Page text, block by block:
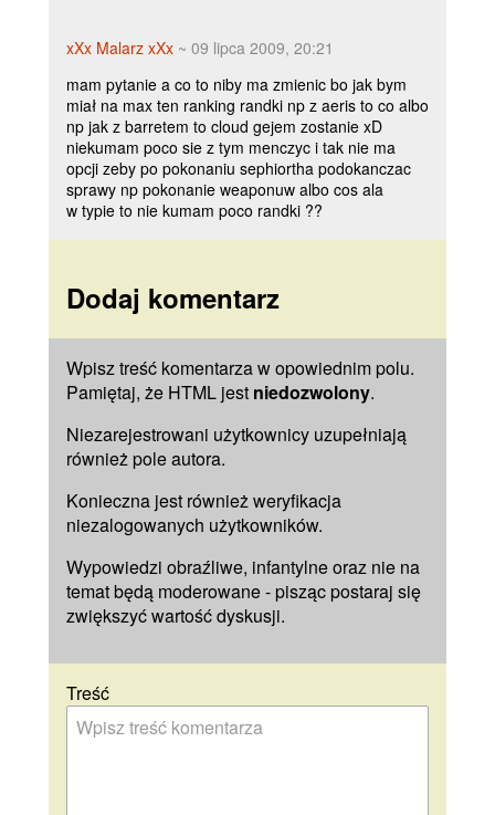
xXx Malarz xXx ~ 09 lipca 2009, 20:21
mam pytanie a co to niby ma zmienic bo jak bym
miał na max ten ranking randki np z aeris to co albo
np jak z barretem to cloud gejem zostanie xD
niekumam poco sie z tym menczyc i tak nie ma
opcji zeby po pokonaniu sephiortha podokanczac
sprawy np pokonanie weaponuw albo cos ala
w typie to nie kumam poco randki ??
Dodaj komentarz
Wpisz treść komentarza w opowiednim polu.
Pamiętaj, że HTML jest niedozwolony.
Niezarejestrowani użytkownicy uzupełniają
również poleautora.
Konieczna jest również weryfikacja
niezalogowanych użytkowników.
Wypowiedzi obraźliwe, infantylne oraz nie na
temat będą moderowane - pisząc postaraj się
zwiększyć wartość dyskusji.
Treść